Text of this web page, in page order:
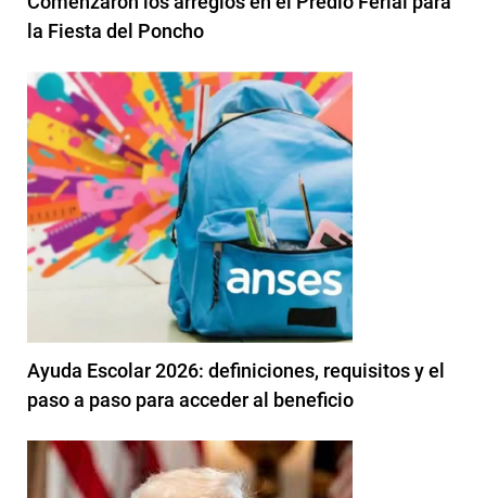
la Fiesta del Poncho
Ayuda Escolar 2026: definiciones, requisitos y el
paso a paso para acceder al beneficio